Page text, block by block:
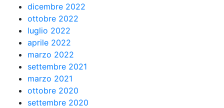
dicembre 2022
ottobre 2022
luglio 2022
aprile 2022
marzo 2022
settembre 2021
marzo 2021
ottobre 2020
settembre 2020